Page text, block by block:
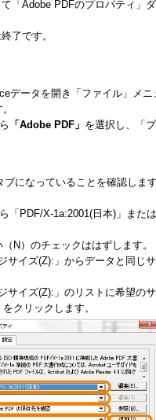
て「Adobe PDFのプロパティ」
了です。
データを開き「ファイル」メニ
「Adobe PDF」 を選択し、「
ブになっていることを確認しま
「PDF/X-1a:2001(日本)」また
N）のチェックははずします。
サイズ(Z):」からデータと同じ
サイズ(Z):」のリストに希望の
クリックします。